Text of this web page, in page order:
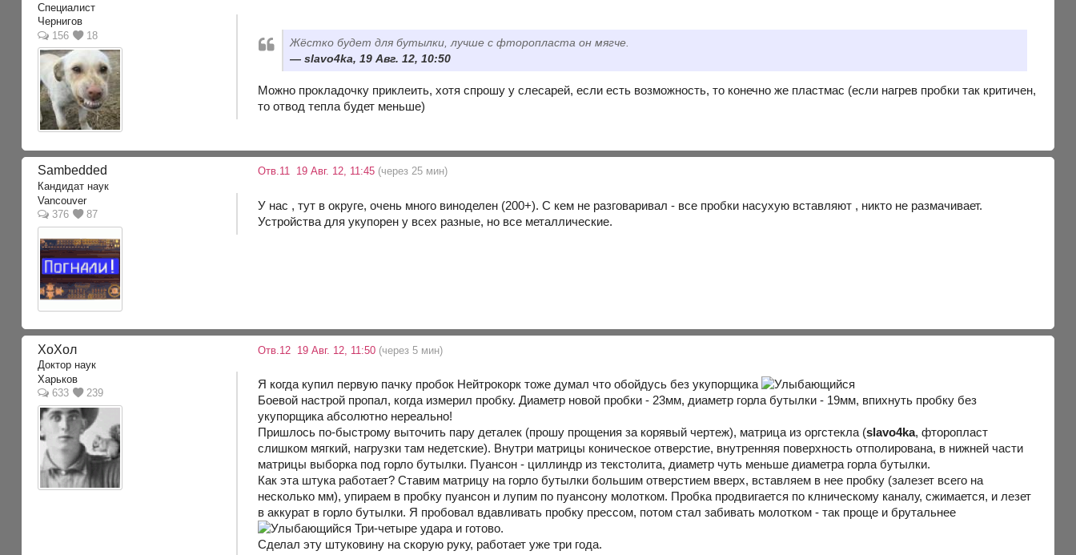
Специалист
Чернигов
156
18
Жёстко будет для бутылки, лучше с фторопласта он мягче.
slavo4ka, 19 Авг. 12, 10:50
Можно прокладочку приклеить, хотя спрошу у слесарей, если есть возможность, то конечно же пластмас (если нагрев пробки так критичен,
то отвод тепла будет меньше)
Sambedded
Кандидат наук
Vancouver
376
87
Отв.11 19 Авг. 12, 11:45 (через 25 мин)
У нас , тут в округе, очень много виноделен (200+). С кем не разговаривал - все пробки насухую вставляют , никто не размачивает.
Устройства для укупорен у всех разные, но все металлические.
XoXoл
Доктор наук
Харьков
633
239
Отв.12 19 Авг. 12, 11:50 (через 5 мин)
Я когда купил первую пачку пробок Нейтрокорк тоже думал что обойдусь без укупорщика
Боевой настрой пропал, когда измерил пробку. Диаметр новой пробки - 23мм, диаметр горла бутылки - 19мм, впихнуть пробку без
укупорщика абсолютно нереально!
Пришлось по-быстрому выточить пару деталек (прошу прощения за корявый чертеж), матрица из оргстекла (slavo4ka, фторопласт
слишком мягкий, нагрузки там недетские). Внутри матрицы коническое отверстие, внутренняя поверхность отполирована, в нижней части
матрицы выборка под горло бутылки. Пуансон - циллиндр из текстолита, диаметр чуть меньше диаметра горла бутылки.
Как эта штука работает? Ставим матрицу на горло бутылки большим отверстием вверх, вставляем в нее пробку (залезет всего на
несколько мм), упираем в пробку пуансон и лупим по пуансону молотком. Пробка продвигается по клническому каналу, сжимается, и лезет
в аккурат в горло бутылки. Я пробовал вдавливать пробку прессом, потом стал забивать молотком - так проще и брутальнее
Три-четыре удара и готово.
Сделал эту штуковину на скорую руку, работает уже три года.